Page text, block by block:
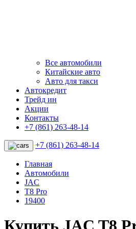
Все автомобили
Китайские авто
Авто для такси
Автокредит
Трейд ин
Акции
Контакты
+7 (861) 263-48-14
+7 (861) 263-48-14
Главная
Автомобили
JAC
T8 Pro
19400